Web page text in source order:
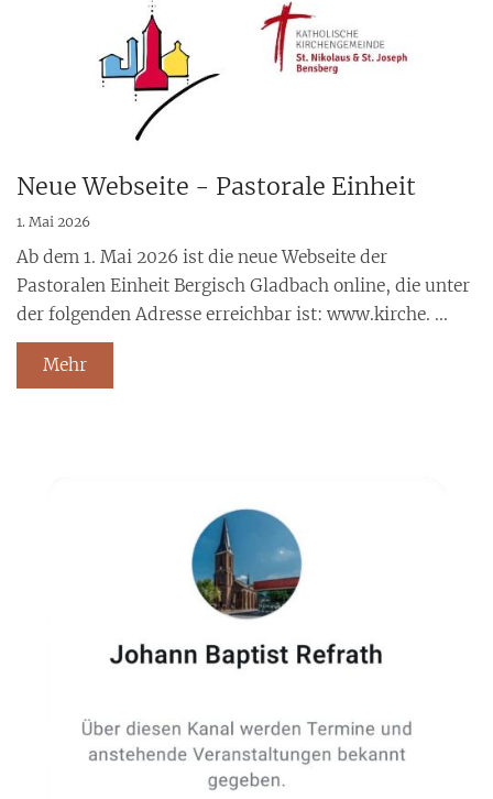
Neue Webseite - Pastorale Einheit
1. Mai 2026
Ab dem 1. Mai 2026 ist die neue Webseite der
Pastoralen Einheit Bergisch Gladbach online, die unter
der folgenden Adresse erreichbar ist: www.kirche. ...
Mehr